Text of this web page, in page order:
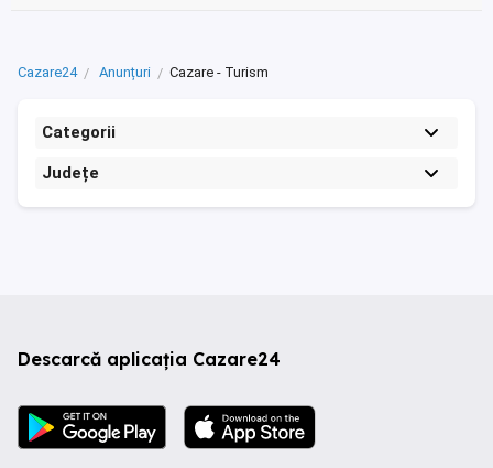
Cazare24 Anunțuri Cazare - Turism
Categorii
Județe
Descarcă aplicația Cazare24